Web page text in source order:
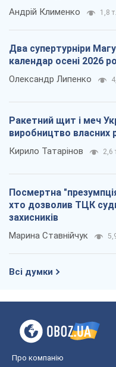
Андрій Клименко 1,8 т.
Два супертурніри
календар осені 2026
Олександр Липенко
Ракетний щит і меч
виробництво власних
Кирило Татарінов 2,6
Посмертна
хто дозволив ТЦК
захисників
Марина Ставнійчук
Всі думки
Про компанію